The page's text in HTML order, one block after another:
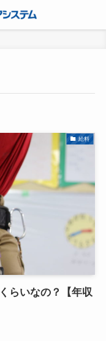
給料
らいなの？【年収